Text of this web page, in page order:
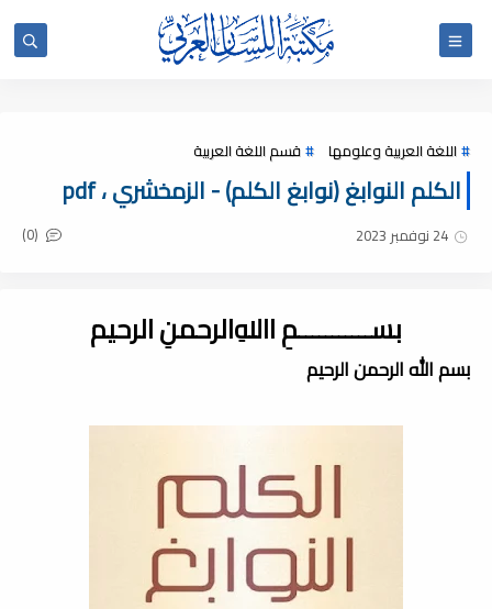
اللغة العربية وعلومها قسم اللغة العربية
الكلم النوابغ (نوابغ الكلم) - الزمخشري ، pdf
24 نوفمبر 2023 (0)
بســـــــــــمِ اﷲِالرحمنِ الرحيم
بسم الله الرحمن الرحيم